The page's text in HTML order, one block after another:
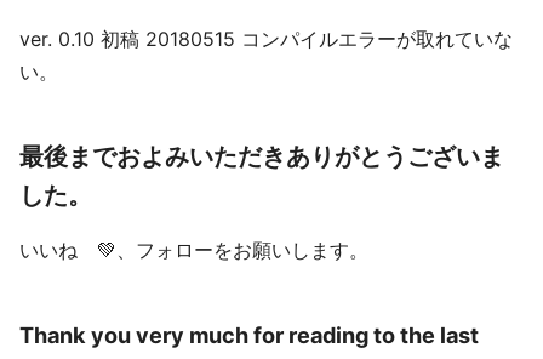
ver. 0.10 初稿 20180515 コンパイルエラーが取れていな
い。
最後までおよみいただきありがとうございま
した。
いいね 💚、フォローをお願いします。
Thank you very much for reading to the last